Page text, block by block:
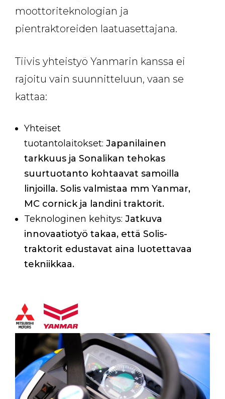
moottoriteknologian ja
pientraktoreiden laatuasettajana.
Tiivis yhteistyö Yanmarin kanssa ei
rajoitu vain suunnitteluun, vaan se
kattaa:
Yhteiset
tuotantolaitokset: Japanilainen
tarkkuus ja Sonalikan tehokas
suurtuotanto kohtaavat samoilla
linjoilla. Solis valmistaa mm Yanmar,
MC cornick ja landini traktorit.
Teknologinen kehitys: Jatkuva
innovaatiotyö takaa, että Solis-
traktorit edustavat aina luotettavaa
tekniikkaa.